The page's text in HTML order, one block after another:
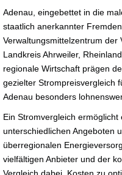
Adenau, eingebettet in die
staatlich anerkannter
Verwaltungsmittelzentrum der
Landkreis Ahrweiler,
regionale Wirtschaft prägen
gezielter Strompreisvergleich
Adenau besonders
Ein Stromvergleich
unterschiedlichen Angeboten
überregionalen
vielfältigen Anbieter und der
Vergleich dabei, Kosten zu